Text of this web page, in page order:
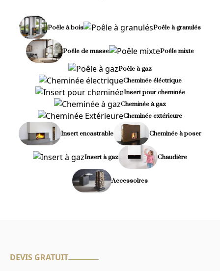
Poêle à bois Poêle à granulés
Poêle de masse Poêle mixte
Poêle à gaz
Cheminée éléctrique
Insert pour cheminée
Cheminée à gaz
Cheminée extérieure
Insert encastrable Cheminée à poser
Insert à gaz Chaudière
Accessoires
DEVIS GRATUIT